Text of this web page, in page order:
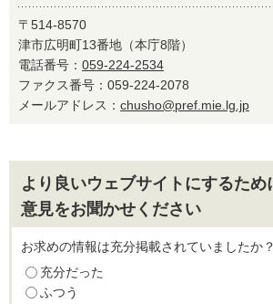
〒514-8570
津市広明町13番地（本庁8階）
電話番号： 059-224-2534
ファクス番号：059-224-2078
メールアドレス： chusho@pref.mie.lg.jp
より良いウェブサイトにするため
意見をお聞かせください
お求めの情報は充分掲載されていましたか？
充分だった
ふつう